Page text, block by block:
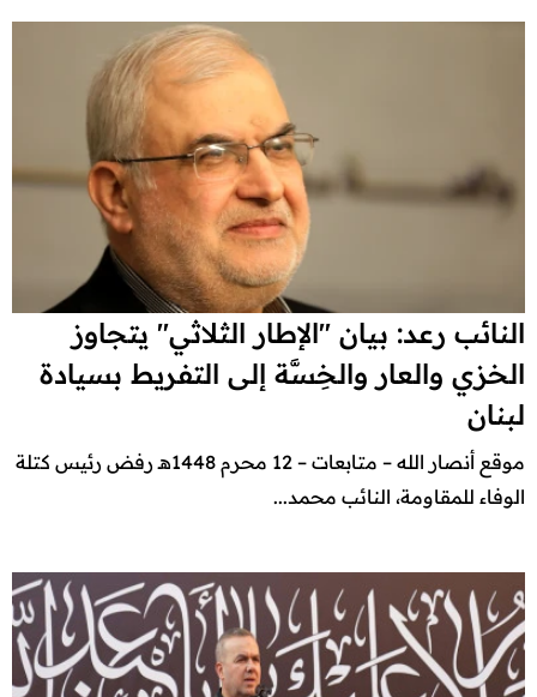
النائب رعد: بيان "الإطار الثلاثي" يتجاوز
الخزي والعار والخِسَّة إلى التفريط بسيادة
لبنان
موقع أنصار الله – متابعات – 12 محرم 1448هـ رفض رئيس كتلة
الوفاء للمقاومة، النائب محمد...